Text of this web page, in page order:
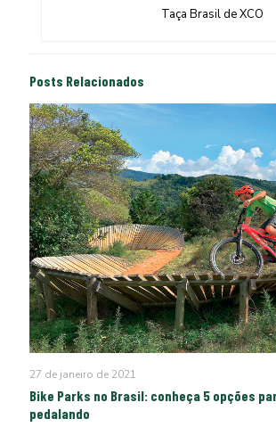
Taça Brasil de XCO
Posts Relacionados
27 de janeiro de 2021
Bike Parks no Brasil: conheça 5 opções
pedalando